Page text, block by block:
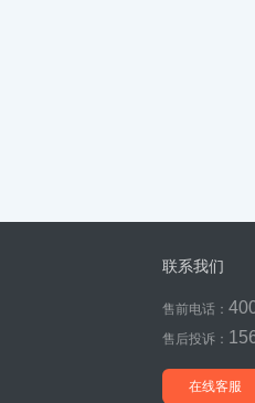
联系我们
售前电话：
售后投诉：
在线客服